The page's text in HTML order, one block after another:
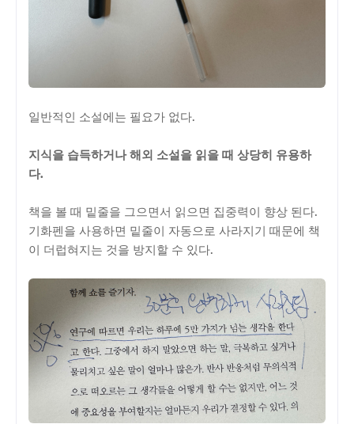
일반적인 소설에는 필요가 없다.
지식을 습득하거나 해외 소설을 읽을 때 상당히 유용하
다.
책을 볼 때 밑줄을 그으면서 읽으면 집중력이 향상 된다.
기화펜을 사용하면 밑줄이 자동으로 사라지기 때문에 책
이 더럽혀지는 것을 방지할 수 있다.